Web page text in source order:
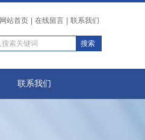
网站首页 在线留言 联系我们
联系我们